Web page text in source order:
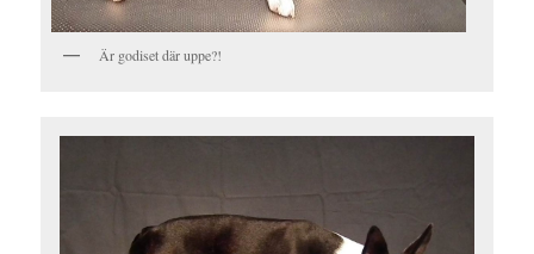
Är godiset där uppe?!